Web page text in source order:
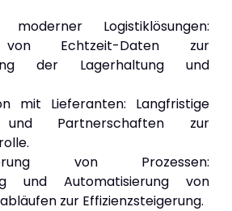
moderner Logistiklösungen:
von Echtzeit-Daten zur
der Lagerhaltung und
mit Lieferanten: Langfristige
Partnerschaften zur
von Prozessen:
und Automatisierung von
zur Effizienzsteigerung.